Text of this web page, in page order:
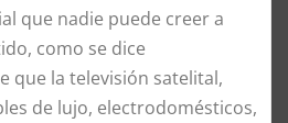
que nadie puede creer a
como se dice
que la televisión satelital,
de lujo, electrodomésticos,